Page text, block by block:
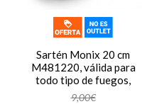
Sartén Monix 20 cm
M481220, válida para
todo tipo de fuegos,
verde
9,00€